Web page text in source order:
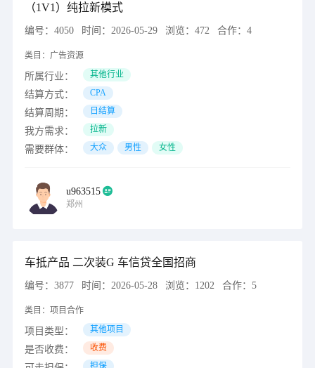
（1V1）纯拉新模式
编号： 4050 时间： 2026-05-29 浏览： 472 合作： 4
类目： 广告资源
所属行业： 其他行业
结算方式： CPA
结算周期： 日结算
我方需求： 拉新
需要群体： 大众 男性 女性
u963515
郑州
车抵产品 二次装G 车信贷全国招商
编号： 3877 时间： 2026-05-28 浏览： 1202 合作： 5
类目： 项目合作
项目类型： 其他项目
是否收费： 收费
担保